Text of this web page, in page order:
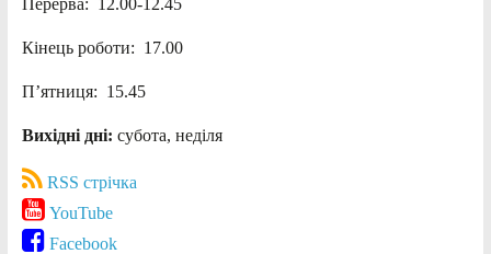
Перерва: 12.00-12.45
Кінець роботи: 17.00
П’ятниця: 15.45
Вихідні дні: субота, неділя
RSS стрічка
YouTube
Facebook